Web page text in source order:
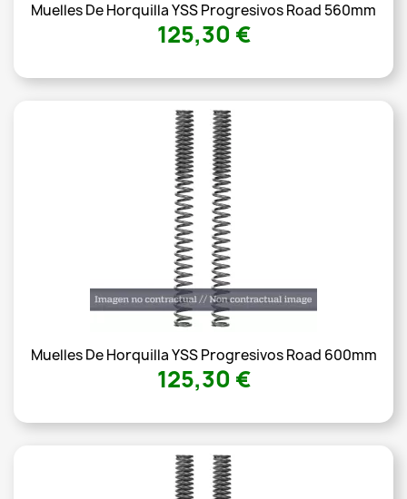
Muelles De Horquilla YSS Progresivos Road 560mm
125,30 €
Muelles De Horquilla YSS Progresivos Road 600mm
125,30 €